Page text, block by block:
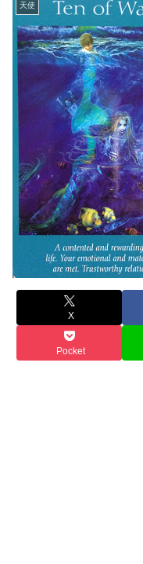
天使
X
Pocket